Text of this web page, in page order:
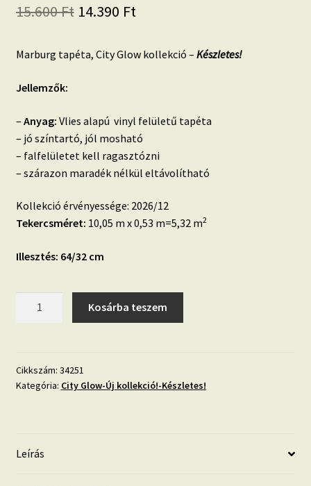
15.600Ft Original
was:
14.390 FtCurrent
is:
Marburg tapéta, City Glow kollekció – Készletes!
Jellemzők:
– Anyag: Vlies alapú vinyl felületű tapéta
– jó színtartó, jól mosható
– falfelületet kell ragasztózni
– szárazon maradék nélkül eltávolítható
Kollekció érvényessége: 2026/12
Tekercsméret: 10,05 m x 0,53 m=5,32 m2
Illesztés: 64/32 cm
fényes
hatású
tapéta
Kosárba teszem
Cikkszám: 34251
Kategória: City Glow-Új kollekció!-Készletes!
Leírás